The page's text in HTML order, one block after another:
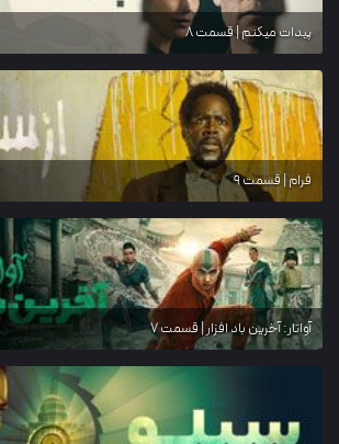
پیدات میکنم | قسمت 8
فرام | قسمت 9
آواتار: آخرین باد افزار | قسمت 7